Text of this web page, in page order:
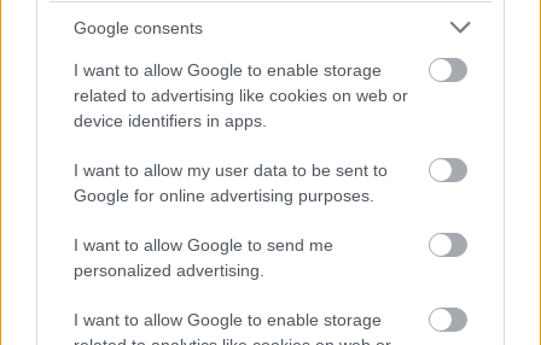
Google consents
I want to allow Google to enable storage
related to advertising like cookies on web or
device identifiers in apps.
I want to allow my user data to be sent to
Google for online advertising purposes.
I want to allow Google to send me
personalized advertising.
I want to allow Google to enable storage
idő előtt búcsúzott a nagy hírű endurance-
viadaltól.
EZEKET IS AJÁNLJUK
Francia hatalomátvételről
suttognak a Red Bullnál